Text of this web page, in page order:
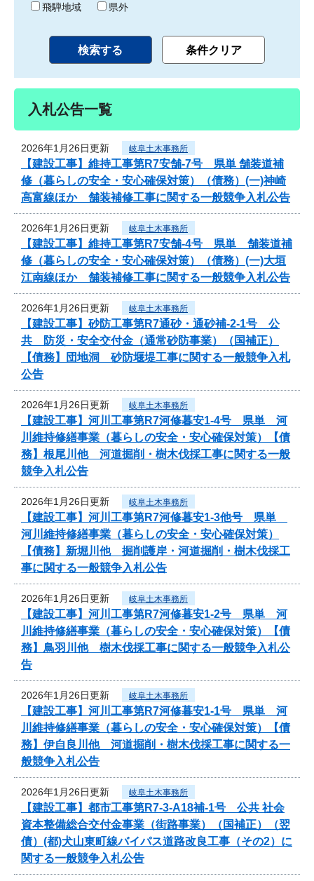
飛騨地域
県外
入札公告一覧
2026年1月26日更新 岐阜土木事務所
【建設工事】維持工事第R7安舗-7号 県単 舗装道補
修（暮らしの安全・安心確保対策）（債務）(一)神崎
高富線ほか 舗装補修工事に関する一般競争入札公告
2026年1月26日更新 岐阜土木事務所
【建設工事】維持工事第R7安舗-4号 県単 舗装道補
修（暮らしの安全・安心確保対策）（債務）(一)大垣
江南線ほか 舗装補修工事に関する一般競争入札公告
2026年1月26日更新 岐阜土木事務所
【建設工事】砂防工事第R7通砂・通砂補-2-1号 公
共 防災・安全交付金（通常砂防事業）（国補正）
【債務】団地洞 砂防堰堤工事に関する一般競争入札
公告
2026年1月26日更新 岐阜土木事務所
【建設工事】河川工事第R7河修暮安1-4号 県単 河
川維持修繕事業（暮らしの安全・安心確保対策）【債
務】根尾川他 河道掘削・樹木伐採工事に関する一般
競争入札公告
2026年1月26日更新 岐阜土木事務所
【建設工事】河川工事第R7河修暮安1-3他号 県単
河川維持修繕事業（暮らしの安全・安心確保対策）
【債務】新堀川他 掘削護岸・河道掘削・樹木伐採工
事に関する一般競争入札公告
2026年1月26日更新 岐阜土木事務所
【建設工事】河川工事第R7河修暮安1-2号 県単 河
川維持修繕事業（暮らしの安全・安心確保対策）【債
務】鳥羽川他 樹木伐採工事に関する一般競争入札公
告
2026年1月26日更新 岐阜土木事務所
【建設工事】河川工事第R7河修暮安1-1号 県単 河
川維持修繕事業（暮らしの安全・安心確保対策）【債
務】伊自良川他 河道掘削・樹木伐採工事に関する一
般競争入札公告
2026年1月26日更新 岐阜土木事務所
【建設工事】都市工事第R7-3-A18補-1号 公共 社会
資本整備総合交付金事業（街路事業）（国補正）（翌
債）(都)犬山東町線バイパス道路改良工事（その2）に
関する一般競争入札公告